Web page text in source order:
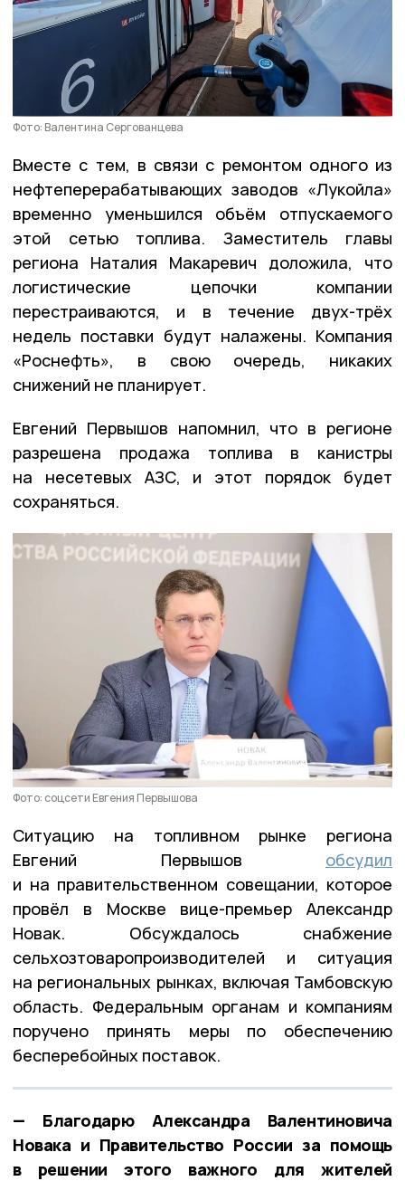
Фото: Валентина Сергованцева
Вместе с тем, в связи с ремонтом одного из
нефтеперерабатывающих заводов «Лукойла»
временно уменьшился объём отпускаемого
этой сетью топлива. Заместитель главы
региона Наталия Макаревич доложила, что
логистические цепочки компании
перестраиваются, и в течение двух-трёх
недель поставки будут налажены. Компания
«Роснефть», в свою очередь, никаких
снижений не планирует.
Евгений Первышов напомнил, что в регионе
разрешена продажа топлива в канистры
на несетевых АЗС, и этот порядок будет
сохраняться.
Фото: соцсети Евгения Первышова
Ситуацию на топливном рынке региона
Евгений Первышов обсудил
и на правительственном совещании, которое
провёл в Москве вице-премьер Александр
Новак. Обсуждалось снабжение
сельхозтоваропроизводителей и ситуация
на региональных рынках, включая Тамбовскую
область. Федеральным органам и компаниям
поручено принять меры по обеспечению
бесперебойных поставок.
— Благодарю Александра Валентиновича
Новака и Правительство России за помощь
в решении этого важного для жителей